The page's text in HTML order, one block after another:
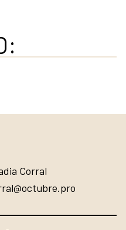
Corral